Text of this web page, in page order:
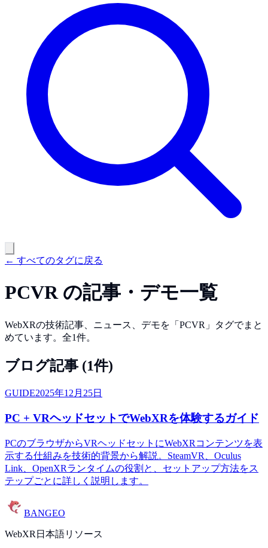
← すべてのタグに戻る
PCVRの記事・デモ一覧
WebXRの技術記事、ニュース、デモを「 PCVR 」タグでまと
めています。全1件。
ブログ記事 (1件)
GUIDE2025年12月25日
PC + VRヘッドセットでWebXRを体験するガイド
PCのブラウザからVRヘッドセットにWebXRコンテンツを表
示する仕組みを技術的背景から解説。SteamVR、Oculus
Link、OpenXRランタイムの役割と、セットアップ方法をス
テップごとに詳しく説明します。
BANGEO
WebXR日本語リソース